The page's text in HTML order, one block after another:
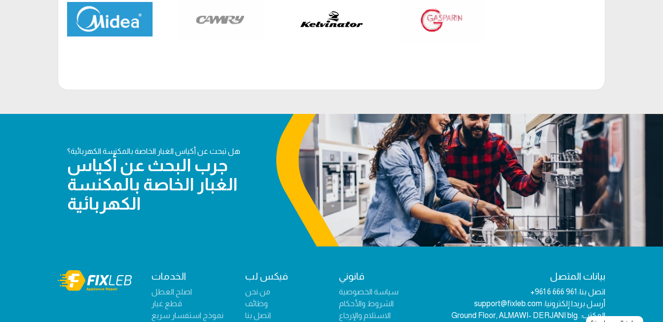
هل تبحث عن أكياس الغبار الخاصة بالمكنسة الكهربائية؟
جرب البحث عن أكياس
الغبار الخاصة بالمكنسة
الكهربائية
الخدمات
اصلح العطل
قطع غيار
نموذج استفسار سريع
فيكس لب
من نحن
وظائف
اتصل بنا
قانوني
سياسة الخصوصية
الشروط والأحكام
الاستلام والإرجاع
بيانات المتصل
اتصل بنا: +961 6 666 961
أرسل بريدا إلكترونيا: support@fixleb.com
المكتب: Ground Floor, ALMAWI- DERJANI blg.